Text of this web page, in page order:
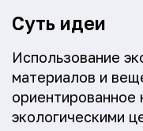
Суть идеи
Использование
материалов и
ориентированное
экологическими